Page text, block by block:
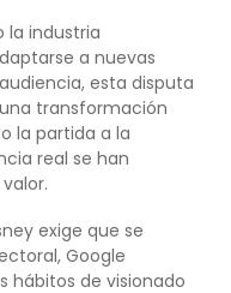
la industria
a nuevas
esta disputa
transformación
la partida a la
real se han
exige que se
Google
hábitos de visionado